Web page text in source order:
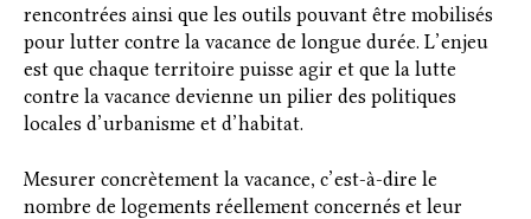
rencontrées ainsi que les outils pouvant être mobilisés
pour lutter contre la vacance de longue durée. L’enjeu
est que chaque territoire puisse agir et que la lutte
contre la vacance devienne un pilier des politiques
locales d’urbanisme et d’habitat.
Mesurer concrètement la vacance, c’est-à-dire le
nombre de logements réellement concernés et leur